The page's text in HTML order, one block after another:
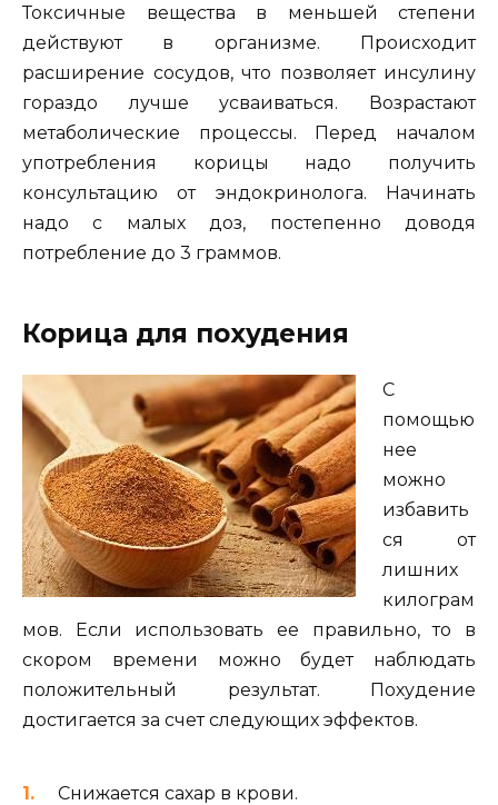
Токсичные вещества в меньшей степени
действуют в организме. Происходит
расширение сосудов, что позволяет инсулину
гораздо лучше усваиваться. Возрастают
метаболические процессы. Перед началом
употребления корицы надо получить
консультацию от эндокринолога. Начинать
надо с малых доз, постепенно доводя
потребление до 3 граммов.
Корица для похудения
С
помощью
нее
можно
избавить
ся от
лишних
килограм
мов. Если использовать ее правильно, то в
скором времени можно будет наблюдать
положительный результат. Похудение
достигается за счет следующих эффектов.
Снижается сахар в крови.